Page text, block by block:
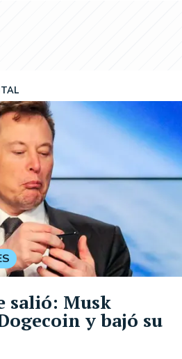
salió: Musk
y bajó su